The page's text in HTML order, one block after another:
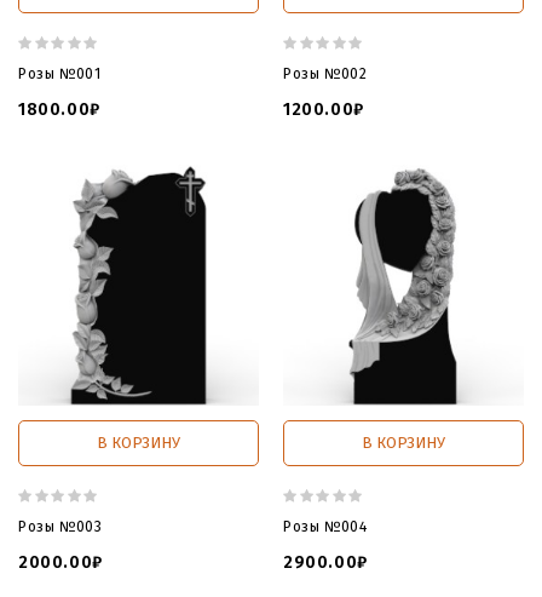
Розы №001
1800.00₽
Розы №002
1200.00₽
В КОРЗИНУ
Розы №003
2000.00₽
В КОРЗИНУ
Розы №004
2900.00₽